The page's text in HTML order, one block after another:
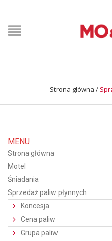
Strona główna /
MENU
Strona główna
Motel
Śniadania
Sprzedaż paliw płynnych
Koncesja
Cena paliw
Grupa paliw